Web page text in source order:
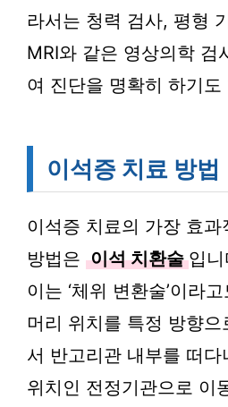
라서는 청력 검사, 평형
MRI와 같은 영상의학 검
여 진단을 명확히 하기도
이석증 치료 방법
이석증 치료의 가장 효과
방법은 이석 치환술 입니
이는 ‘체위 변환술’이라
머리 위치를 특정 방향으
서 반고리관 내부를 떠다
위치인 전정기관으로 이